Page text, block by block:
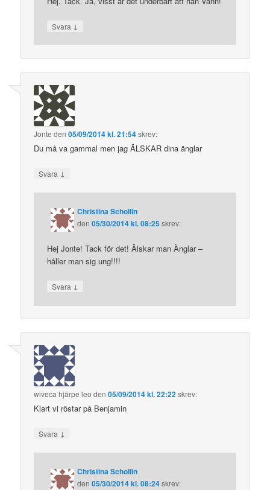
Svara ↓
Jonte den05/09/2014 kl. 21:54skrev:
Du må va gammal men jag ÄLSKAR dina änglar
Svara ↓
Christina Schollin
den05/30/2014 kl. 08:25skrev:
Hej Jonte! Tack för det! Älskar man Änglar –
håller man sig ung!!!!
Svara ↓
wiveca hjärpe leo den05/09/2014 kl. 22:22skrev:
Klart vi röstar på Benjamin
Svara ↓
Christina Schollin
den05/30/2014 kl. 08:24skrev: